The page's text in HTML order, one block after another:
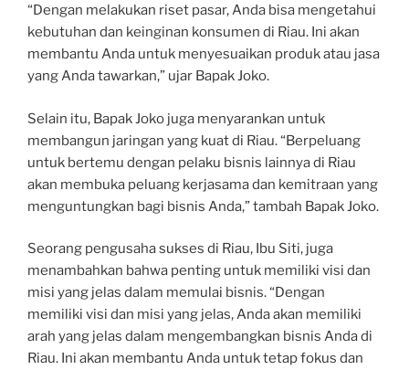
“Dengan melakukan riset pasar, Anda bisa mengetahui
kebutuhan dan keinginan konsumen di Riau. Ini akan
membantu Anda untuk menyesuaikan produk atau jasa
yang Anda tawarkan,” ujar Bapak Joko.
Selain itu, Bapak Joko juga menyarankan untuk
membangun jaringan yang kuat di Riau. “Berpeluang
untuk bertemu dengan pelaku bisnis lainnya di Riau
akan membuka peluang kerjasama dan kemitraan yang
menguntungkan bagi bisnis Anda,” tambah Bapak Joko.
Seorang pengusaha sukses di Riau, Ibu Siti, juga
menambahkan bahwa penting untuk memiliki visi dan
misi yang jelas dalam memulai bisnis. “Dengan
memiliki visi dan misi yang jelas, Anda akan memiliki
arah yang jelas dalam mengembangkan bisnis Anda di
Riau. Ini akan membantu Anda untuk tetap fokus dan